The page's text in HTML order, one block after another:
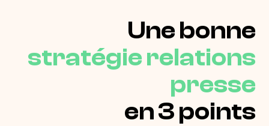
Une bonne
stratégie relations
presse
en 3 points